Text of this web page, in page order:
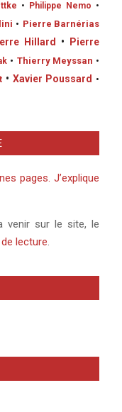
• Philippe Nemo •
• Pierre Barnérias
Hillard •
Pierre
• Thierry Meyssan •
• Xavier Poussard
•
pages. J’explique
venir sur le site, le
lecture.